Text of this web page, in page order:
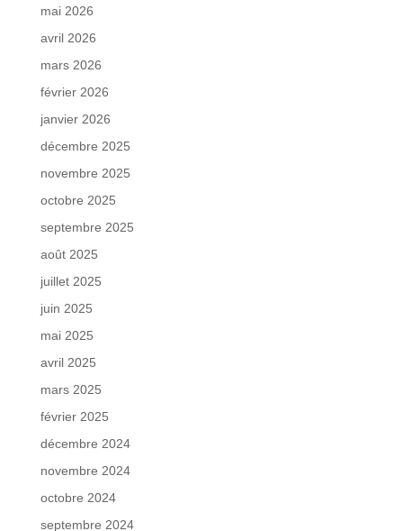
mai 2026
avril 2026
mars 2026
février 2026
janvier 2026
décembre 2025
novembre 2025
octobre 2025
septembre 2025
août 2025
juillet 2025
juin 2025
mai 2025
avril 2025
mars 2025
février 2025
décembre 2024
novembre 2024
octobre 2024
septembre 2024